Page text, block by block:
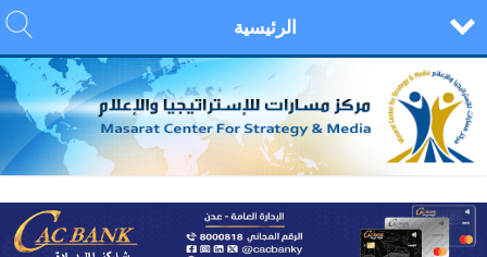
الرئيسية